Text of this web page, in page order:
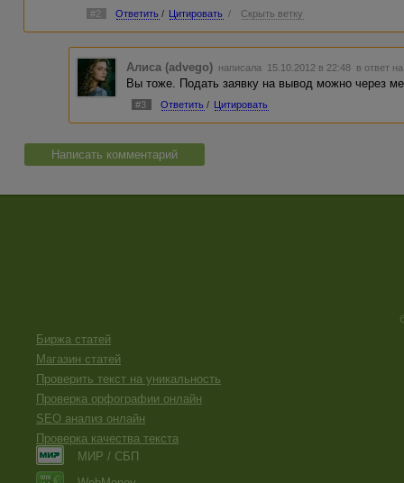
#2 Ответить / Цитировать / Скрыть ветку
Алиса (advego) написала 15.10.2012 в 22:48 в ответ
Вы тоже. Подать заявку на вывод можно через
#3 Ответить / Цитировать
Написать комментарий
Биржа статей
Магазин статей
Проверить текст на уникальность
Проверка орфографии онлайн
SEO анализ онлайн
Проверка качества текста
МИР / СБП